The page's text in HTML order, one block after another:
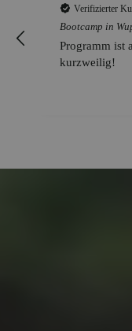
Verifizierter
Bootcamp in
Programm ist
kurzweilig!